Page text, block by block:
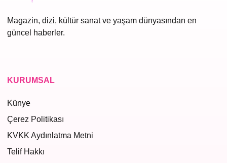
Magazin, dizi, kültür sanat ve yaşam dünyasından en
güncel haberler.
KURUMSAL
Künye
Çerez Politikası
KVKK Aydınlatma Metni
Telif Hakkı